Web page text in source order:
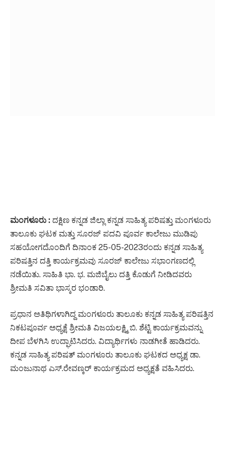
ಮಂಗಳೂರು : ದಕ್ಷಿಣ ಕನ್ನಡ ಜಿಲ್ಲಾ ಕನ್ನಡ ಸಾಹಿತ್ಯ ಪರಿಷತ್ತು ಮಂಗಳೂರು
ತಾಲೂಕು ಘಟಕ ಮತ್ತು ಸೂರಜ್ ಪದವಿ ಪೂರ್ವ ಕಾಲೇಜು ಮುಡಿಪು
ಸಹಯೋಗದೊಂದಿಗೆ ದಿನಾಂಕ 25-05-2023ರಂದು ಕನ್ನಡ ಸಾಹಿತ್ಯ
ಪರಿಷತ್ತಿನ ದತ್ತಿ ಕಾರ್ಯಕ್ರಮವು ಸೂರಜ್ ಕಾಲೇಜು ಸಭಾಂಗಣದಲ್ಲಿ
ನಡೆಯಿತು. ಸಾಹಿತಿ ಭಾ. ಭ. ಮಜಿಬೈಲು ದತ್ತಿ ಕೊಡುಗೆ ನೀಡಿದವರು
ಶ್ರೀಮತಿ ಸವಿತಾ ಭಾಸ್ಕರ ಭಂಡಾರಿ.
ಪ್ರಧಾನ ಅತಿಥಿಗಳಾಗಿದ್ದ ಮಂಗಳೂರು ತಾಲೂಕು ಕನ್ನಡ ಸಾಹಿತ್ಯ ಪರಿಷತ್ತಿನ
ನಿಕಟಪೂರ್ವ ಅಧ್ಯಕ್ಷೆ ಶ್ರೀಮತಿ ವಿಜಯಲಕ್ಷ್ಮಿ ಬಿ. ಶೆಟ್ಟಿ ಕಾರ್ಯಕ್ರಮವನ್ನು
ದೀಪ ಬೆಳಗಿಸಿ ಉದ್ಘಾಟಿಸಿದರು. ವಿದ್ಯಾರ್ಥಿಗಳು ನಾಡಗೀತೆ ಹಾಡಿದರು.
ಕನ್ನಡ ಸಾಹಿತ್ಯ ಪರಿಷತ್ ಮಂಗಳೂರು ತಾಲೂಕು ಘಟಕದ ಅಧ್ಯಕ್ಷ ಡಾ.
ಮಂಜುನಾಥ ಎಸ್.ರೇವಣ್ಕರ್ ಕಾರ್ಯಕ್ರಮದ ಅಧ್ಯಕ್ಷತೆ ವಹಿಸಿದರು.